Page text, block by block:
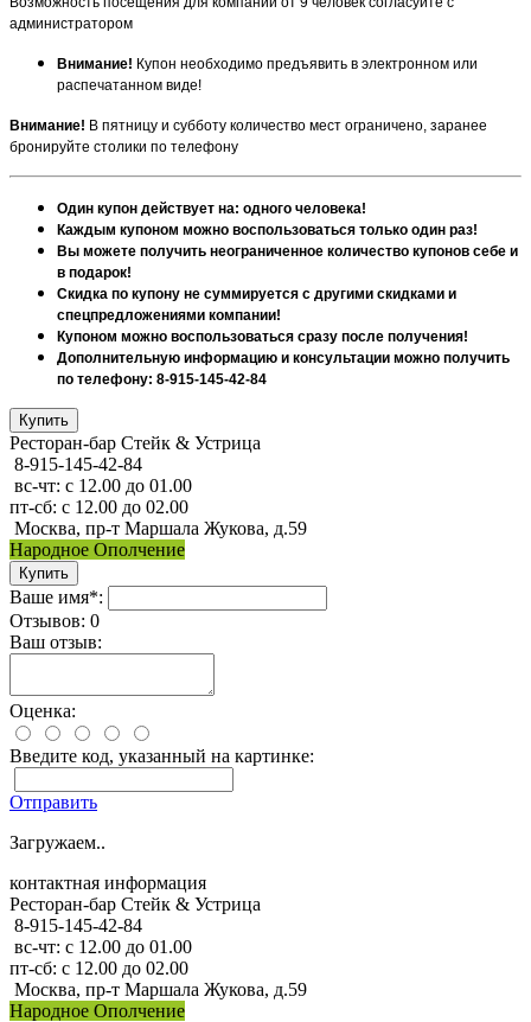
администратором
Внимание! Купон необходимо предъявить в электронном или
распечатанном виде!
Внимание! В пятницу и субботу количество мест ограничено, заранее
бронируйте столики по телефону
Один купон действует на: одного человека!
Каждым купоном можно воспользоваться только один раз!
Вы можете получить неограниченное количество купонов себе и
в подарок!
Скидка по купону не суммируется с другими скидками и
спецпредложениями компании!
Купоном можно воспользоваться сразу после получения!
Дополнительную информацию и консультации можно получить
по телефону: 8-915-145-42-84
Ресторан-бар Стейк & Устрица
8-915-145-42-84
вс-чт: с 12.00 до 01.00
пт-сб: с 12.00 до 02.00
Москва, пр-т Маршала Жукова, д.59
Народное Ополчение
Ваше имя*:
Отзывов: 0
Ваш отзыв:
Оценка:
Введите код, указанный на картинке:
Отправить
Загружаем..
контактная информация
Ресторан-бар Стейк & Устрица
8-915-145-42-84
вс-чт: с 12.00 до 01.00
пт-сб: с 12.00 до 02.00
Москва, пр-т Маршала Жукова, д.59
Народное Ополчение